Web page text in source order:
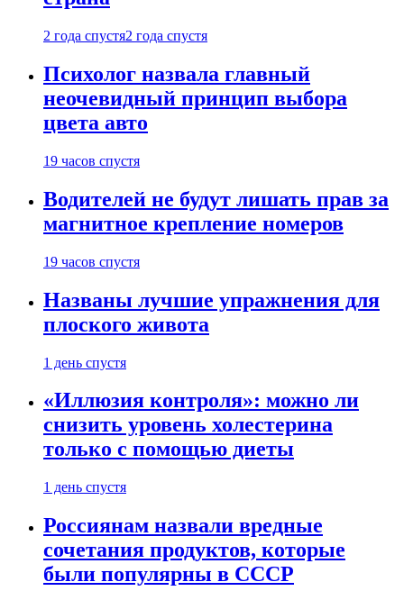
2 года спустя2 года спустя
Психолог назвала главный
неочевидный принцип выбора
цвета авто
19 часов спустя
Водителей не будут лишать прав за
магнитное крепление номеров
19 часов спустя
Названы лучшие упражнения для
плоского живота
1 день спустя
«Иллюзия контроля»: можно ли
снизить уровень холестерина
только с помощью диеты
1 день спустя
Россиянам назвали вредные
сочетания продуктов, которые
были популярны в СССР